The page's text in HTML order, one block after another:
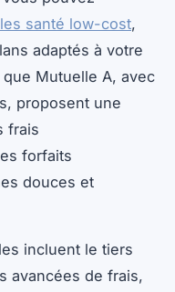
santé low-cost,
adaptés à votre
Mutuelle A, avec
proposent une
frais
forfaits
douces et
incluent le tiers
avancées de frais,